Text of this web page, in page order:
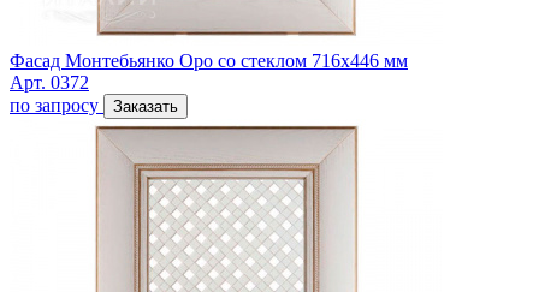
Фасад Монтебьянко Оро со стеклом 716х446 мм
Арт. 0372
по запросу
Заказать